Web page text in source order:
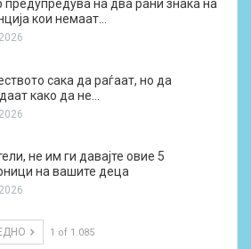
предупредува на два рани знака на
кои немаат…
сака да раѓаат, но да
како да не…
не им ги давајте овие 5
на вашите деца
1 of 1.085